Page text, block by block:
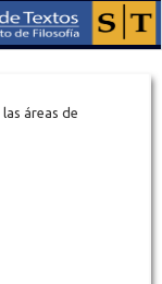
áreas de